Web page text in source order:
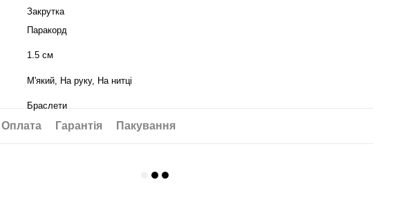
Закрутка
Паракорд
1.5 см
М'який, На руку, На нитці
Браслети
Оплата Гарантія Пакування